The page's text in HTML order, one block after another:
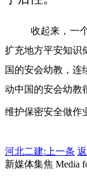
收起来，一
扩充地方平安知识
国的安会幼教，连
动中国的安会幼教
维护保密安全做作
河北二建: 上一条
新媒体集焦 Media